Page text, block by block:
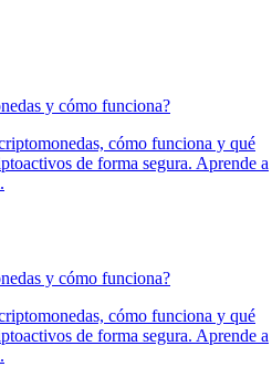
y cómo funciona?
cómo funciona y qué
de forma segura. Aprende a
y cómo funciona?
cómo funciona y qué
de forma segura. Aprende a